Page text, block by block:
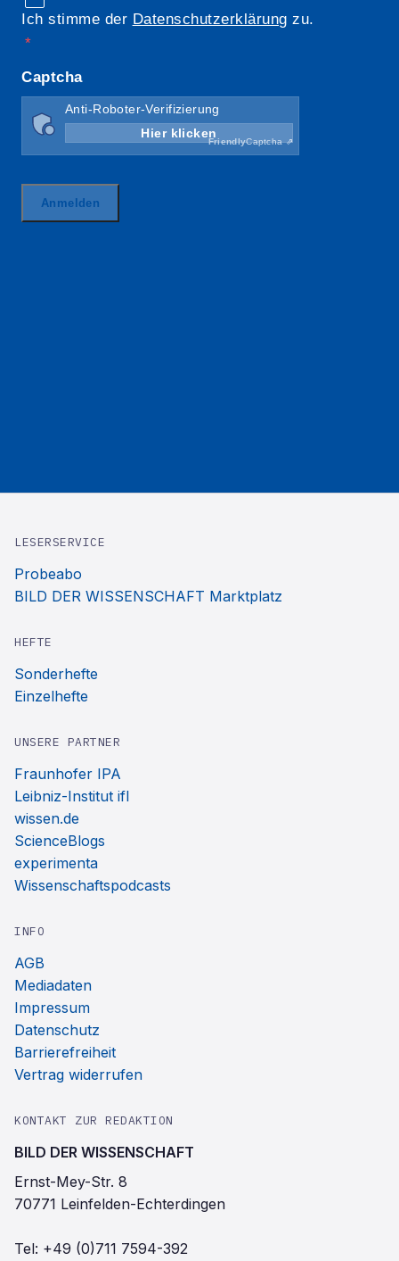
LESERSERVICE
Probeabo
BILD DER WISSENSCHAFT Marktplatz
HEFTE
Sonderhefte
Einzelhefte
UNSERE PARTNER
Fraunhofer IPA
Leibniz-Institut ifl
wissen.de
ScienceBlogs
experimenta
Wissenschaftspodcasts
INFO
AGB
Mediadaten
Impressum
Datenschutz
Barrierefreiheit
Vertrag widerrufen
KONTAKT ZUR REDAKTION
BILD DER WISSENSCHAFT
Ernst-Mey-Str. 8
70771 Leinfelden-Echterdingen
Tel: +49 (0)711 7594-392